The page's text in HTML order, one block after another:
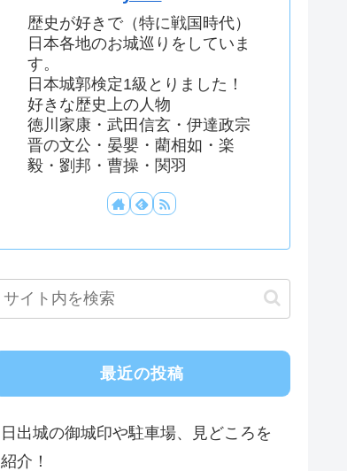
歴史が好きで（特に戦国時代）
日本各地のお城巡りをしていま
す。
日本城郭検定1級とりました！
好きな歴史上の人物
徳川家康・武田信玄・伊達政宗
晋の文公・晏嬰・藺相如・楽
毅・劉邦・曹操・関羽
最近の投稿
日出城の御城印や駐車場、見どころを
紹介！